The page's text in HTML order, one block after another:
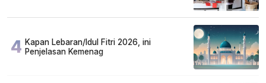
4 Kapan Lebaran/Idul Fitri 2026, ini
Penjelasan Kemenag